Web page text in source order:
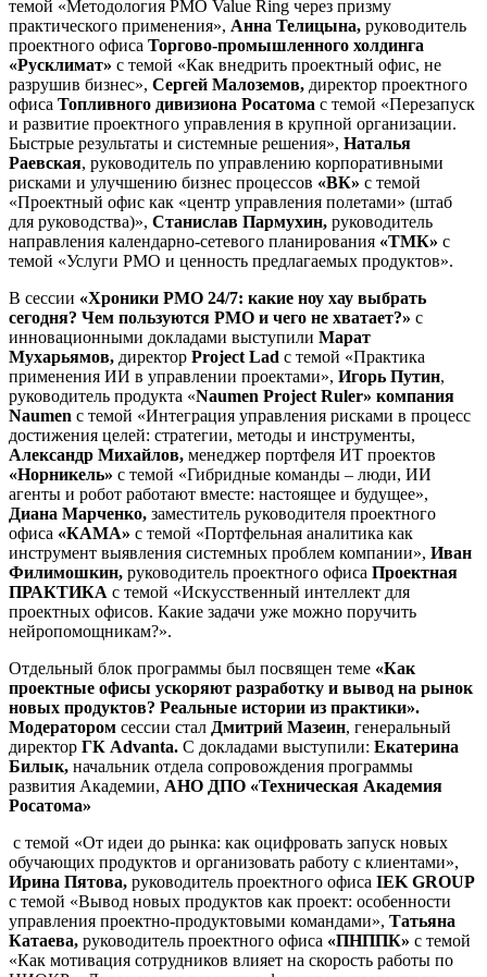
темой «Методология PMO Value Ring через призму
практического применения», Анна Телицына, руководитель
проектного офиса Торгово-промышленного холдинга
«Русклимат» с темой «Как внедрить проектный офис, не
разрушив бизнес», Сергей Малоземов, директор проектного
офиса Топливного дивизиона Росатома с темой «Перезапуск
и развитие проектного управления в крупной организации.
Быстрые результаты и системные решения», Наталья
Раевская, руководитель по управлению корпоративными
рисками и улучшению бизнес процессов «ВК» с темой
«Проектный офис как «центр управления полетами» (штаб
для руководства)», Станислав Пармухин, руководитель
направления календарно-сетевого планирования «ТМК» с
темой «Услуги PMO и ценность предлагаемых продуктов».
В сессии «Хроники РМО 24/7: какие ноу хау выбрать
сегодня? Чем пользуются РМО и чего не хватает?» с
инновационными докладами выступили Марат
Мухарьямов, директор Project Lad с темой «Практика
применения ИИ в управлении проектами», Игорь Путин,
руководитель продукта «Naumen Project Ruler» компания
Naumen с темой «Интеграция управления рисками в процесс
достижения целей: стратегии, методы и инструменты,
Александр Михайлов, менеджер портфеля ИТ проектов
«Норникель» с темой «Гибридные команды – люди, ИИ
агенты и робот работают вместе: настоящее и будущее»,
Диана Марченко, заместитель руководителя проектного
офиса «КАМА» с темой «Портфельная аналитика как
инструмент выявления системных проблем компании», Иван
Филимошкин, руководитель проектного офиса Проектная
ПРАКТИКА с темой «Искусственный интеллект для
проектных офисов. Какие задачи уже можно поручить
нейропомощникам?».
Отдельный блок программы был посвящен теме «Как
проектные офисы ускоряют разработку и вывод на рынок
новых продуктов? Реальные истории из практики».
Модератором сессии стал Дмитрий Мазеин, генеральный
директор ГК Advanta. С докладами выступили: Екатерина
Билык, начальник отдела сопровождения программы
развития Академии, АНО ДПО «Техническая Академия
Росатома»
с темой «От идеи до рынка: как оцифровать запуск новых
обучающих продуктов и организовать работу с клиентами»,
Ирина Пятова, руководитель проектного офиса IEK GROUP
с темой «Вывод новых продуктов как проект: особенности
управления проектно-продуктовыми командами», Татьяна
Катаева, руководитель проектного офиса «ПНППК» с темой
«Как мотивация сотрудников влияет на скорость работы по